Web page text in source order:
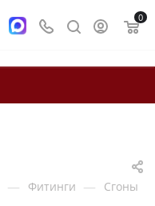
0
— Фитинги — Сгоны